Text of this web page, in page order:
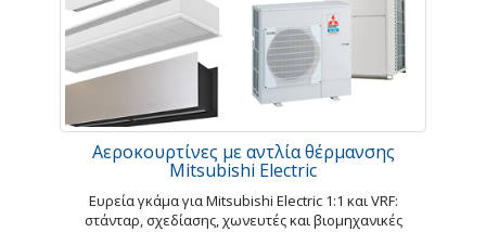
Αεροκουρτίνες με αντλία θέρμανσης
Mitsubishi Electric
Ευρεία γκάμα για Mitsubishi Electric 1:1 και VRF:
στάνταρ, σχεδίασης, χωνευτές και βιομηχανικές